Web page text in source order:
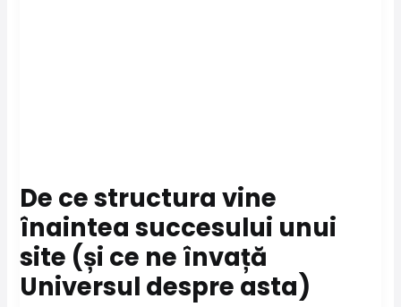
De ce structura vine
înaintea succesului unui
site (și ce ne învață
Universul despre asta)